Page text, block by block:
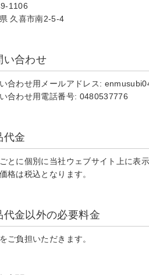
1106
久喜市南2-5-4
い合わせ
合わせ用メールアドレス:
合わせ用電話番号: 0480537776
代金
とに個別に当社ウェブサイト上に表示
格は税込となります。
代金以外の必要料金
ご負担いただきます。